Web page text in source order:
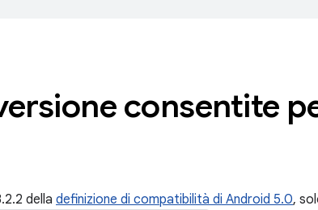
consentite
della definizione di compatibilità di Android 5.0,